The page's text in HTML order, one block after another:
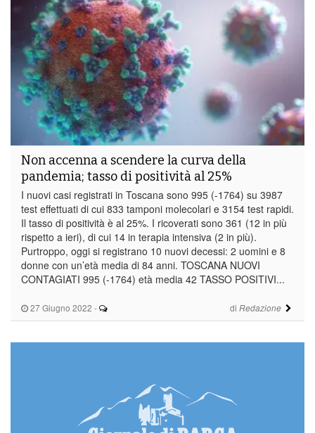
27 Giugno 2022 - di Redazione
Non accenna a scendere la curva della
pandemia; tasso di positività al 25%
I nuovi casi registrati in Toscana sono 995 (-1764) su 3987
test effettuati di cui 833 tamponi molecolari e 3154 test rapidi.
Il tasso di positività è al 25%. I ricoverati sono 361 (12 in più
rispetto a ieri), di cui 14 in terapia intensiva (2 in più).
Purtroppo, oggi si registrano 10 nuovi decessi: 2 uomini e 8
donne con un’età media di 84 anni. TOSCANA NUOVI
CONTAGIATI 995 (-1764) età media 42 TASSO POSITIVI...